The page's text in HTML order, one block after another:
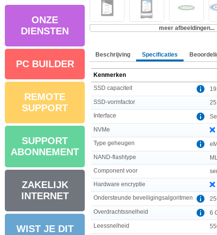
ONZE
DIENSTEN
PC BUILDER
REMOTE
SUPPORT
SUPPORT
ABONNEMENT
ZAKELIJK
INTERNET
WIST JE DIT
meer afbeeldingen...
Beschrijving Specificaties
Kenmerken
SSD capaciteit
SSD-vormfactor
25
Interface
NVMe
Type geheugen
NAND-flashtype
Component voor
Hardware encryptie
Ondersteunde beveiligingsalgoritmen
Overdrachtssnelheid
6
Leessnelheid